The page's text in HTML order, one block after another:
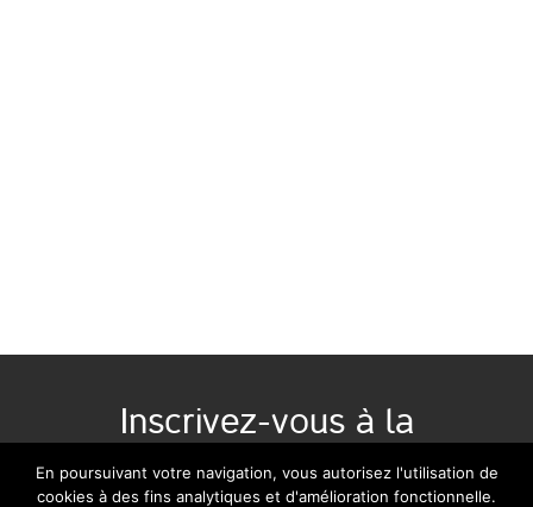
Inscrivez-vous à la
newsletter :
En poursuivant votre navigation, vous autorisez l'utilisation de
cookies à des fins analytiques et d'amélioration fonctionnelle.